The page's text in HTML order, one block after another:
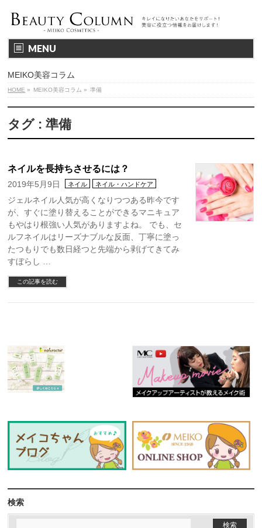
MENU
MEIKO美容コラム
HOME » MEIKO美容コラム » 準備
タグ : 準備
ネイルを長持ちさせるには？
2019年5月9日 ネイル ネイル・ハンドケア
ジェルネイル人気が高くなりつつある昨今です
が、すぐに塗り替えることができるマニキュア
もやはり根強い人気がありますよね。 でも、セ
ルフネイルはリーズナブルな反面、丁寧に塗っ
たつもりでも数日経つと先端から剥げてきてみ
すぼらし …
この記事を読む
検索